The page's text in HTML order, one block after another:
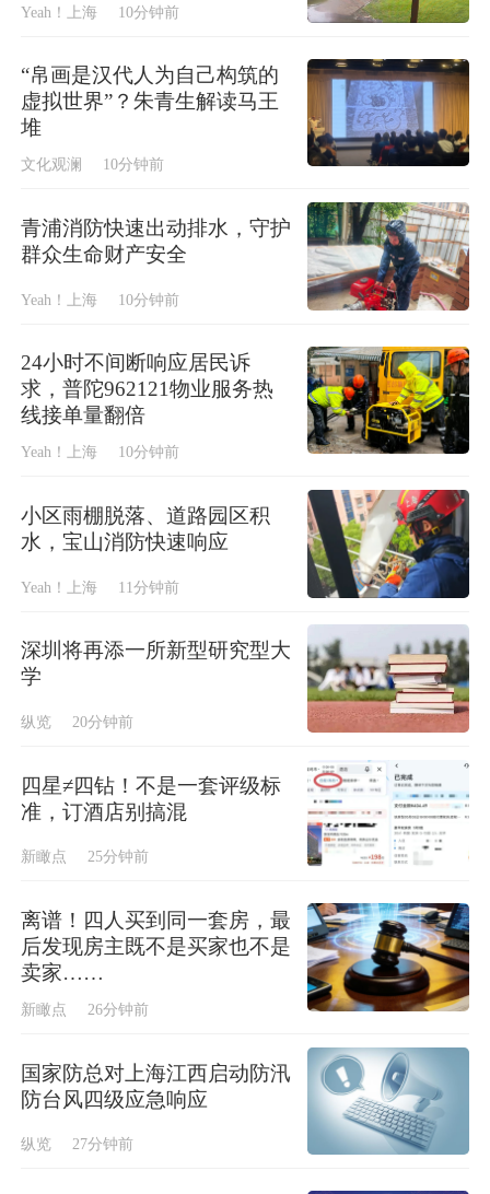
Yeah！上海 10分钟前
“帛画是汉代人为自己构筑的
虚拟世界”？朱青生解读马王
堆
文化观澜 10分钟前
青浦消防快速出动排水，守护
群众生命财产安全
Yeah！上海 10分钟前
24小时不间断响应居民诉
求，普陀962121物业服务热
线接单量翻倍
Yeah！上海 10分钟前
小区雨棚脱落、道路园区积
水，宝山消防快速响应
Yeah！上海 11分钟前
深圳将再添一所新型研究型大
学
纵览 20分钟前
四星≠四钻！不是一套评级标
准，订酒店别搞混
新瞰点 25分钟前
离谱！四人买到同一套房，最
后发现房主既不是买家也不是
卖家……
新瞰点 26分钟前
国家防总对上海江西启动防汛
防台风四级应急响应
纵览 27分钟前